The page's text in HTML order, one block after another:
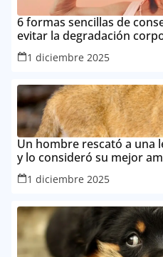
6 formas sencillas de
evitar la degradación
1 diciembre 2025
Un hombre rescató a una
y lo consideró su mejor
1 diciembre 2025